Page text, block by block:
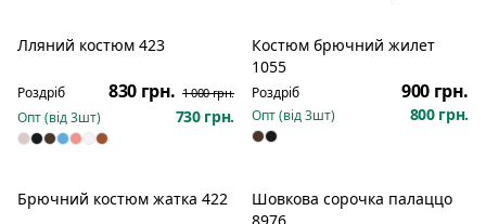
Лляний костюм 423
Роздріб 830 грн. 1 000 грн.
Опт (від3шт) 730 грн.
Новинка
Костюм брючний жилет
1055
Роздріб 900 грн.
Опт (від3шт) 800 грн.
Брючний костюм жатка 422
Новинка
Шовкова сорочка палаццо